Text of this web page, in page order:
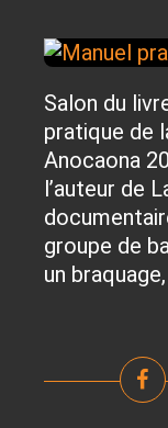
Salon du
pratique de
Anocaona
l’auteur de
groupe de
un